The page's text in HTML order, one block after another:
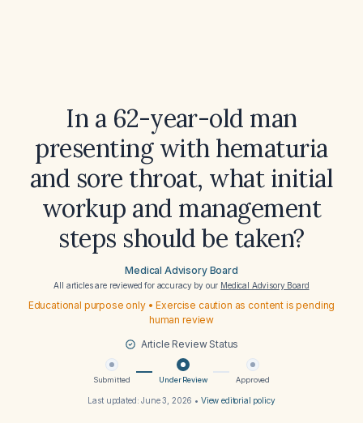
In a 62-year-old man
presenting with hematuria
and sore throat, what initial
workup and management
steps should be taken?
Medical Advisory Board
All articles are reviewed for accuracy by our Medical Advisory Board
Educational purpose only • Exercise caution as content is pending
human review
Article Review Status
Submitted Under Review Approved
Last updated:June 3, 2026 • View editorial policy